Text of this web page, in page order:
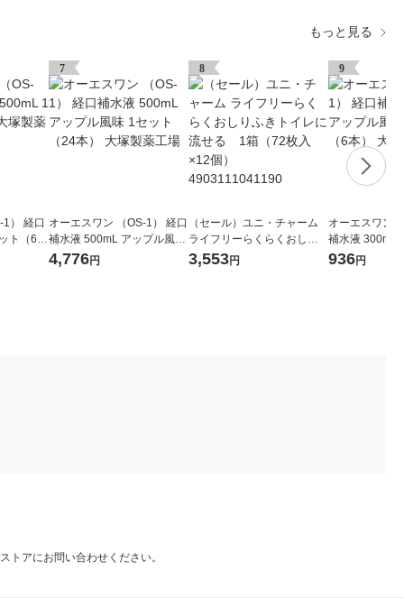
もっと見る
1） 経口
ト（6
7
オーエスワン （OS-1） 経口
補水液 500mL アップル風味
1セット（24本） 大塚製薬
4,776円
8
（セール）ユニ・チャーム
ライフリーらくらくおしり
ふきトイレに流せる 1箱
3,553円
9
オーエスワン
補水液 300mL
1セット（6本
936円
トアにお問い合わせください。